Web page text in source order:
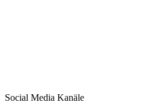
Social Media Kanäle